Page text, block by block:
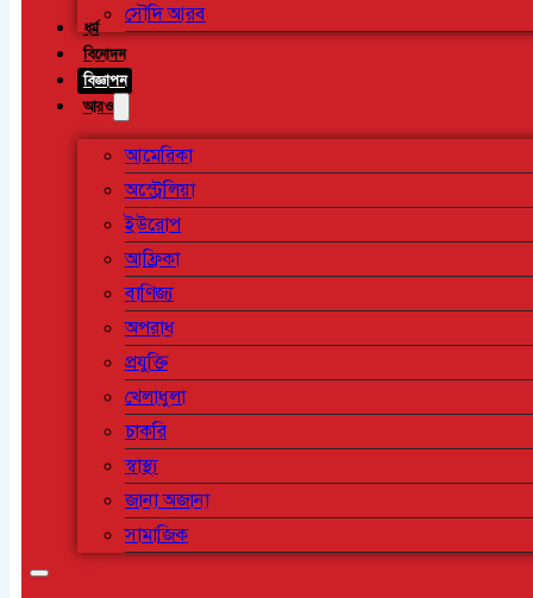
সৌদি আরব
ধর্ম
বিনোদন
বিজ্ঞাপন
আরও
আমেরিকা
অস্ট্রেলিয়া
ইউরোপ
আফ্রিকা
বাণিজ্য
অপরাধ
প্রযুক্তি
খেলাধুলা
চাকরি
স্বাস্থ্য
জানা অজানা
সামাজিক